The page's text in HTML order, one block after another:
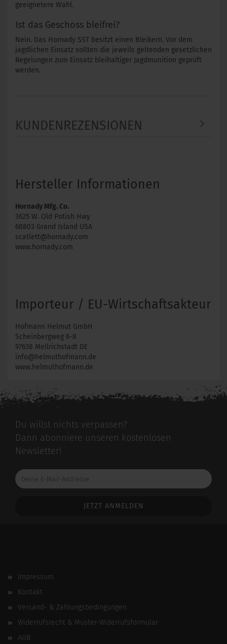
geeignetere Wahl.
Ist das Geschoss bleifrei?
Nein. Das Hornady SST besitzt einen Bleikern. Vor dem
jagdlichen Einsatz sollten die jeweils geltenden gesetzlichen
Regelungen zum Einsatz bleihaltiger Jagdmunition geprüft
werden.
KUNDENREZENSIONEN
Hersteller Informationen
Hornady Mfg. Co.
3625 W. Old Potish Hwy
68803 Grand Island USA
scatlett@hornady.com
www.hornady.com
Importeur / EU-Wirtschaftsakteur
Hofmann Helmut GmbH
Scheinbergweg 6-8
97638 Mellrichstadt DE
info@helmuthofmann.de
www.helmuthofmann.de
Du willst nichts verpassen?
Dann abonniere unseren kostenlosen
Newsletter!
Deine
E-
Impressum
Kontakt
Versand- & Zahlungsbedingungen
Widerrufsrecht & Muster-Widerrufsformular
AGB